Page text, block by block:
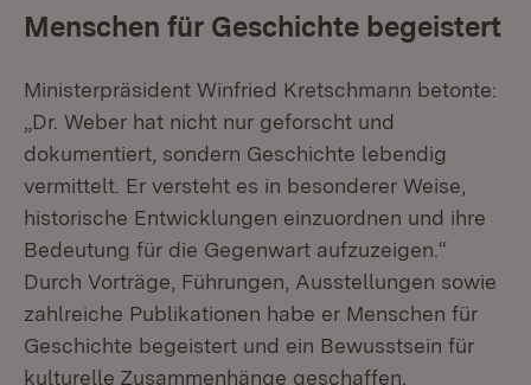
Menschen für Geschichte begeistert
Ministerpräsident Winfried Kretschmann betonte:
„Dr. Weber hat nicht nur geforscht und
dokumentiert, sondern Geschichte lebendig
vermittelt. Er versteht es in besonderer Weise,
historische Entwicklungen einzuordnen und ihre
Bedeutung für die Gegenwart aufzuzeigen.“
Durch Vorträge, Führungen, Ausstellungen sowie
zahlreiche Publikationen habe er Menschen für
Geschichte begeistert und ein Bewusstsein für
kulturelle Zusammenhänge geschaffen.